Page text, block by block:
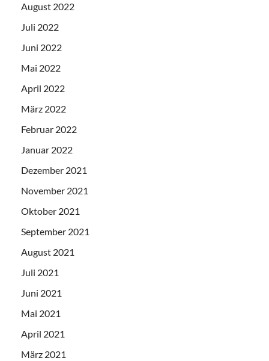
August 2022
Juli 2022
Juni 2022
Mai 2022
April 2022
März 2022
Februar 2022
Januar 2022
Dezember 2021
November 2021
Oktober 2021
September 2021
August 2021
Juli 2021
Juni 2021
Mai 2021
April 2021
März 2021